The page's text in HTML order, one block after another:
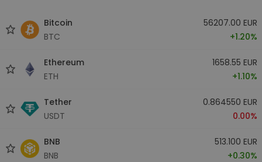
Bitcoin
BTC
56207.00 EUR
+1.20%
Ethereum
ETH
1658.55 EUR
+1.10%
Tether
USDT
0.864550 EUR
0.00%
BNB
BNB
513.100 EUR
+0.30%